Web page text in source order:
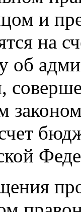
и
на
об